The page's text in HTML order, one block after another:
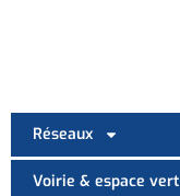
Réseaux
Voirie & espace vert